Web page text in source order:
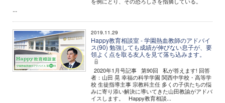
...
2019.11.29
Happy教育相談室 - 学園熱血教師のアドバイ
ス(90) 勉強しても成績が伸びない息子が、要
領よく点を取る友人を見て落ち込みます。
2020年1月号記事 第90回 私が答えます! 回答
者：山田 晃 幸福の科学学園 関西中学校・高等学
校 生徒指導主事 宗教科主任 多くの子供たちの悩
みに寄り添い解決に導いてきた山田教諭がアドバ
イスします。 Happy教育相談...